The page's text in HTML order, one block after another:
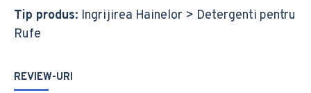
Tip produs: Ingrijirea Hainelor > Detergenti pentru
Rufe
REVIEW-URI